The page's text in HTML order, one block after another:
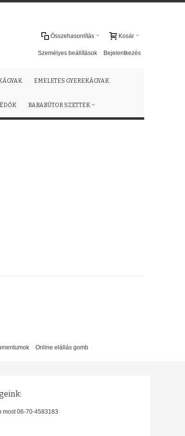
Kosár
Összehasonlítás
Személyes beállítások Bejelentkezés
EMELETES GYEREKÁGYAK
BABABÚTOR SZETTEK
Online elállás gomb
most 06-70-4583183